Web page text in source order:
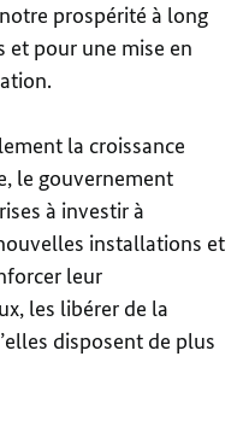
prospérité à long
et pour une mise en
la croissance
le gouvernement
à investir à
installations et
leur
les libérer de la
disposent de plus